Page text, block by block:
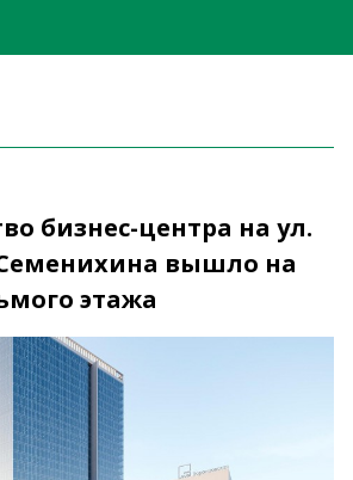
бизнес-центра на ул.
вышло на
этажа